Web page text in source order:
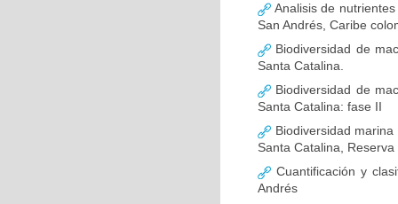
Analisis de
San Andrés, Caribe
Biodiversidad de
Santa Catalina.
Biodiversidad de
Santa Catalina: fase II
Biodiversidad
Santa Catalina,
Cuantificación y
Andrés